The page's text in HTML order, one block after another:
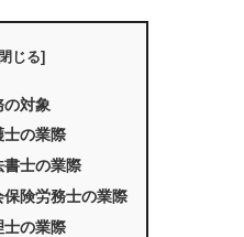
の対象
士の業際
士の業際
険労務士の業際
士の業際